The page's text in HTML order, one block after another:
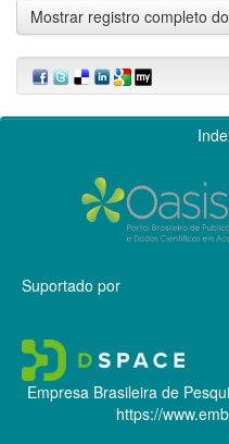
Mostrar registro completo
Suportado por
Empresa Brasileira de
https://